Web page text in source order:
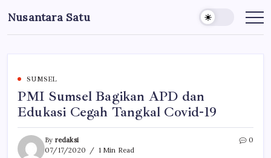
to
content
Nusantara Satu
Berita
Nusantara
SUMSEL
PMI Sumsel Bagikan APD dan
Edukasi Cegah Tangkal Covid-19
By redaksi
07/17/2020
1 Min Read
0